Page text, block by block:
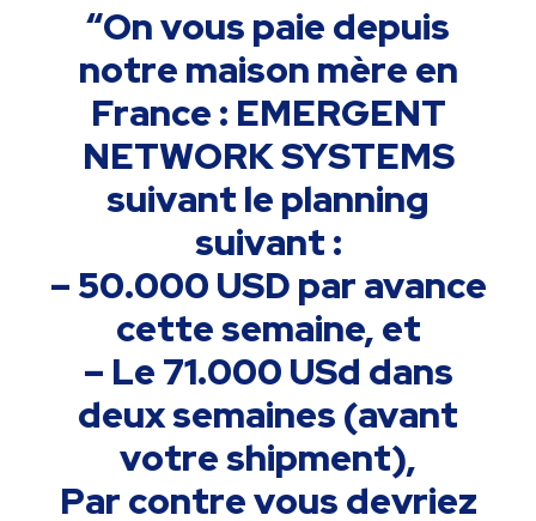
“On vous paie depuis
notre maison mère en
France : EMERGENT
NETWORK SYSTEMS
suivant le planning
suivant :
– 50.000 USD par avance
cette semaine, et
– Le 71.000 USd dans
deux semaines (avant
votre shipment),
Par contre vous devriez